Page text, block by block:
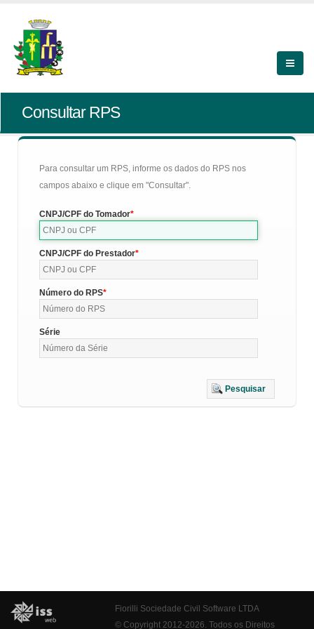
Consultar RPS
Para consultar um RPS, informe os dados do RPS nos
campos abaixo e clique em "Consultar".
CNPJ/CPF do Tomador
CNPJ/CPF do Prestador
Número do RPS
Série
Pesquisar
Fiorilli Sociedade Civil Software LTDA
© Copyright 2012-2026. Todos os Direitos